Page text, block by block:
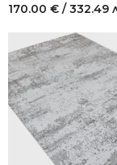
170.00 € / 332.49